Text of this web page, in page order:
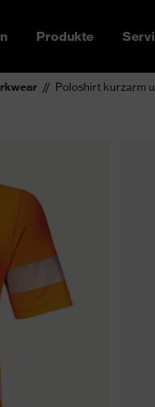
Produkte
Poloshirt kurzarm